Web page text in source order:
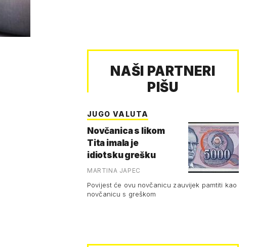
NAŠI PARTNERI
PIŠU
JUGO VALUTA
Novčanica s likom
Tita imala je
idiotsku grešku
MARTINA JAPEC
Povijest će ovu novčanicu zauvijek pamtiti kao
novčanicu s greškom